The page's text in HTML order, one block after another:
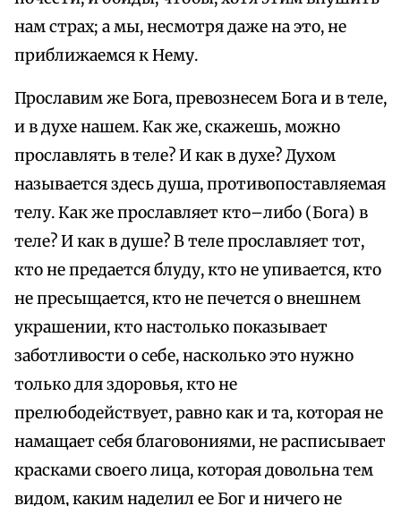
нам страх; а мы, несмотря даже на это, не
приближаемся к Нему.
Прославим же Бога, превознесем Бога и в теле,
и в духе нашем. Как же, скажешь, можно
прославлять в теле? И как в духе? Духом
называется здесь душа, противопоставляемая
телу. Как же прославляет кто–либо (Бога) в
теле? И как в душе? В теле прославляет тот,
кто не предается блуду, кто не упивается, кто
не пресыщается, кто не печется о внешнем
украшении, кто настолько показывает
заботливости о себе, насколько это нужно
только для здоровья, кто не
прелюбодействует, равно как и та, которая не
намащает себя благовониями, не расписывает
красками своего лица, которая довольна тем
видом, каким наделил ее Бог и ничего не